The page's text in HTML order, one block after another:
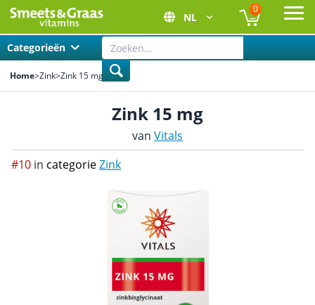
NL
0
Categorieën
Home>Zink>Zink 15 mg
Zink 15 mg
van Vitals
#10 in categorieZink